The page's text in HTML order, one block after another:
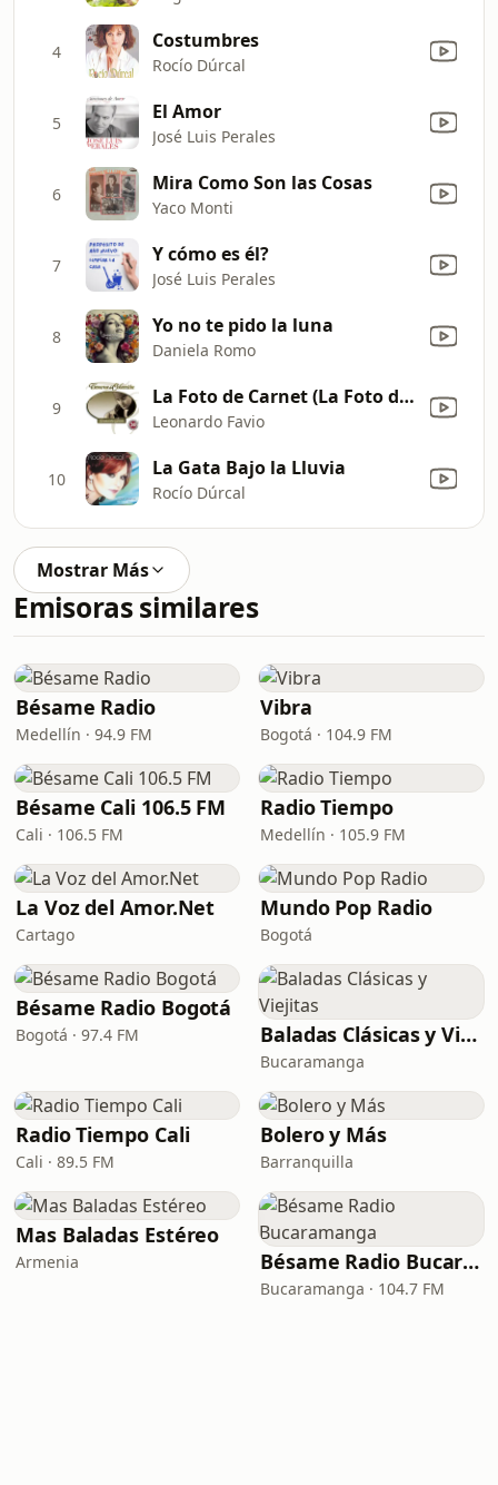
4 Costumbres
Rocío Dúrcal
5 El Amor
José Luis Perales
6 Mira Como Son las Cosas
Yaco Monti
7 Y cómo es él?
José Luis Perales
8 Yo no te pido la luna
Daniela Romo
9 La Foto de Carnet (La Foto del Carnet)
Leonardo Favio
10 La Gata Bajo la Lluvia
Rocío Dúrcal
Mostrar Más
Emisoras similares
Bésame Radio
Medellín · 94.9 FM
Vibra
Bogotá · 104.9 FM
Bésame Cali 106.5 FM
Cali · 106.5 FM
Radio Tiempo
Medellín · 105.9 FM
La Voz del Amor.Net
Cartago
Mundo Pop Radio
Bogotá
Bésame Radio Bogotá
Bogotá · 97.4 FM Baladas Clásicas y Viejitas
Bucaramanga
Radio Tiempo Cali
Cali · 89.5 FM
Bolero y Más
Barranquilla
Mas Baladas Estéreo
Armenia Bésame Radio Bucaramanga
Bucaramanga · 104.7 FM